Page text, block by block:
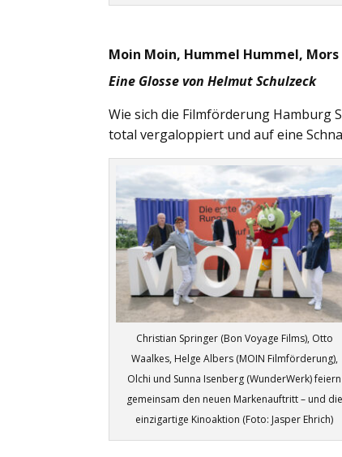
Moin Moin, Hummel Hummel, Mors
Eine Glosse von Helmut Schulzeck
Wie sich die Filmförderung Hamburg
total vergaloppiert und auf eine
Christian Springer (Bon Voyage Films), Otto
Waalkes, Helge Albers (MOIN Filmförderung),
Olchi und Sunna Isenberg (WunderWerk) feiern
gemeinsam den neuen Markenauftritt – und die
einzigartige Kinoaktion (Foto: Jasper Ehrich)